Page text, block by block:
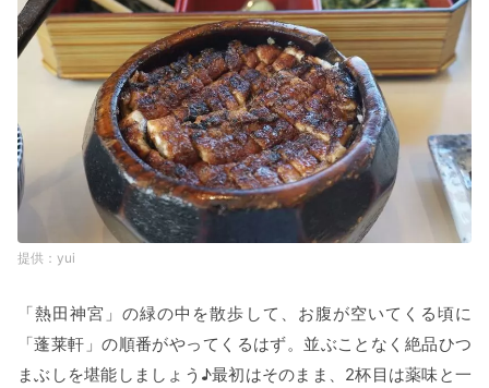
yui
「熱田神宮」の緑の中を散歩して、お腹が空いてくる頃に
「蓬莱軒」の順番がやってくるはず。並ぶことなく絶品ひつ
まぶしを堪能しましょう♪最初はそのまま、2杯目は薬味と一